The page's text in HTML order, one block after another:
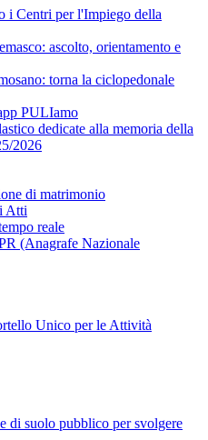
i Centri per l'Impiego della
ascolto, orientamento e
torna la ciclopedonale
PULIamo
dedicate alla memoria della
2026
di matrimonio
Atti
reale
(Anagrafe Nazionale
Unico per le Attività
di suolo pubblico per svolgere